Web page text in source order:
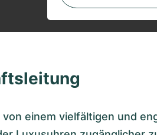
von einem vielfältigen und